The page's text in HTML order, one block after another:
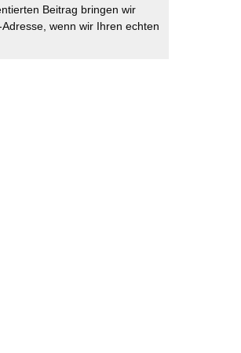
Beitrag bringen wir
wenn wir Ihren echten